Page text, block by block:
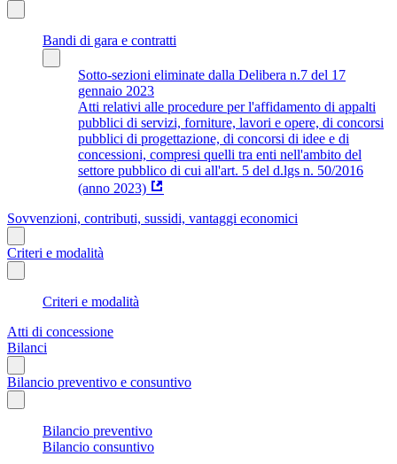
Bandi di gara e contratti
Sotto-sezioni eliminate dalla Delibera n.7 del 17
gennaio 2023
Atti relativi alle procedure per l'affidamento di appalti
pubblici di servizi, forniture, lavori e opere, di concorsi
pubblici di progettazione, di concorsi di idee e di
concessioni, compresi quelli tra enti nell'ambito del
settore pubblico di cui all'art. 5 del d.lgs n. 50/2016
(anno 2023)
Sovvenzioni, contributi, sussidi, vantaggi economici
Criteri e modalità
Criteri e modalità
Atti di concessione
Bilanci
Bilancio preventivo e consuntivo
Bilancio preventivo
Bilancio consuntivo